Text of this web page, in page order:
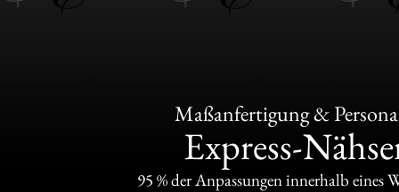
Maßanfertigung &
Express-
95 % der Anpassungen innerhalb eines